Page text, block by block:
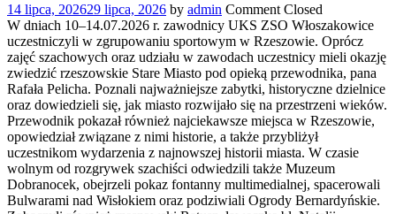
14 lipca, 202629 lipca, 2026 by admin Comment Closed
W dniach 10–14.07.2026 r. zawodnicy UKS ZSO Włoszakowice
uczestniczyli w zgrupowaniu sportowym w Rzeszowie. Oprócz
zajęć szachowych oraz udziału w zawodach uczestnicy mieli okazję
zwiedzić rzeszowskie Stare Miasto pod opieką przewodnika, pana
Rafała Pelicha. Poznali najważniejsze zabytki, historyczne dzielnice
oraz dowiedzieli się, jak miasto rozwijało się na przestrzeni wieków.
Przewodnik pokazał również najciekawsze miejsca w Rzeszowie,
opowiedział związane z nimi historie, a także przybliżył
uczestnikom wydarzenia z najnowszej historii miasta. W czasie
wolnym od rozgrywek szachiści odwiedzili także Muzeum
Dobranocek, obejrzeli pokaz fontanny multimedialnej, spacerowali
Bulwarami nad Wisłokiem oraz podziwiali Ogrody Bernardyńskie.